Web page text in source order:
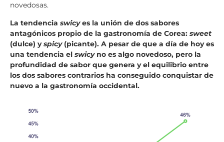
novedosas.
La tendencia swicyes la unión de dos sabores
antagónicos propio de la gastronomía de Corea: sweet
(dulce) yspicy(picante). A pesar de que a día de hoy es
una tendencia el swicyno es algo novedoso, pero la
profundidad de sabor que genera y el equilibrio entre
los dos sabores contrarios ha conseguido conquistar de
nuevo a la gastronomía occidental.